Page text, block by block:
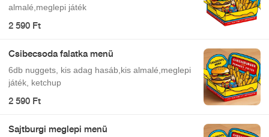
almalé,meglepi játék
2 590 Ft
Csibecsoda falatka menü
6db nuggets, kis adag hasáb,kis almalé,meglepi
játék, ketchup
2 590 Ft
Sajtburgi meglepi menü